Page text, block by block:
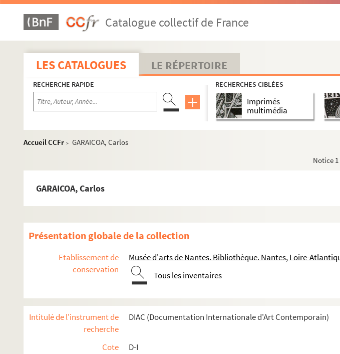
Catalogue collectif de France
LES CATALOGUES LE RÉPERTOIRE
RECHERCHE RAPIDE RECHERCHES CIBLÉES
Imprimés
multimédia
Accueil CCFr > GARAICOA, Carlos
Notice
GARAICOA, Carlos
Présentation globale de la collection
Etablissement de
conservation
Musée d'arts de Nantes. Bibliothèque. Nantes, Loire-
Tous les inventaires
Intitulé de l'instrument de
recherche
DIAC (Documentation Internationale d'Art Contemporain)
Cote
D-I
GALLOIS, Geneviève
GALLOT-LAVALLEE, Henri
GALLUCCI, Barbara
GALOPIN, Jacky
GALTAROSSA, Anna
GALVAGNI, Mario
GANAHL, Rainer
GANEM, Jean-Paul
GANNE, Jean-Baptiste
GANTELET, Stephane
GANTNER,